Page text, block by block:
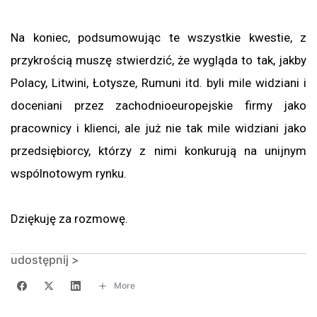
Na koniec, podsumowując te wszystkie kwestie, z
przykrością muszę stwierdzić, że wygląda to tak, jakby
Polacy, Litwini, Łotysze, Rumuni itd. byli mile widziani i
doceniani przez zachodnioeuropejskie firmy jako
pracownicy i klienci, ale już nie tak mile widziani jako
przedsiębiorcy, którzy z nimi konkurują na unijnym
wspólnotowym rynku.
Dziękuję za rozmowę.
udostępnij >
More